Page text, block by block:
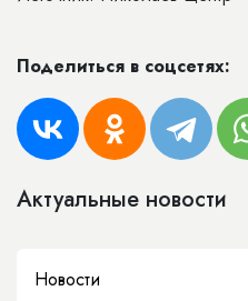
Поделиться в соцсетях:
Актуальные новости
Новости